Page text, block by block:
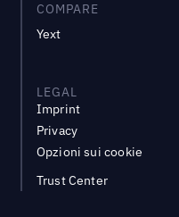
COMPARE
Yext
LEGAL
Imprint
Privacy
Opzioni sui cookie
Trust Center